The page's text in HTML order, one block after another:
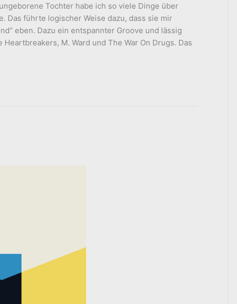
Tochter habe ich so viele Dinge über
Das führte logischer Weise dazu, dass sie mir
eben. Dazu ein entspannter Groove und lässig
M. Ward und The War On Drugs. Das